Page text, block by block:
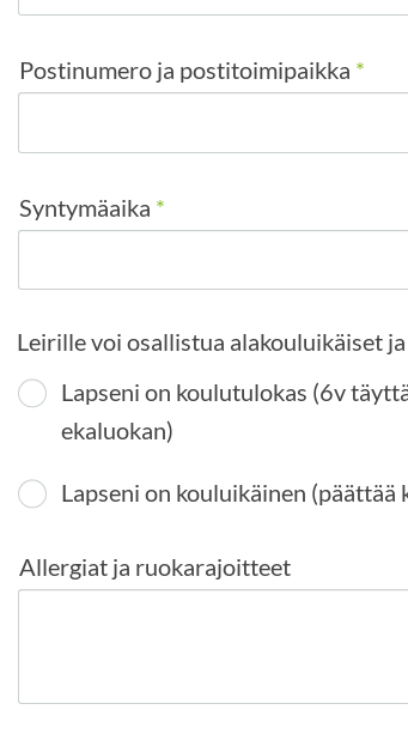
Postinumero ja postitoimipaikka *
Syntymäaika *
Leirille voi osallistua alakouluikäiset
Lapseni on koulutulokas (6v
ekaluokan)
Allergiat ja ruokarajoitteet